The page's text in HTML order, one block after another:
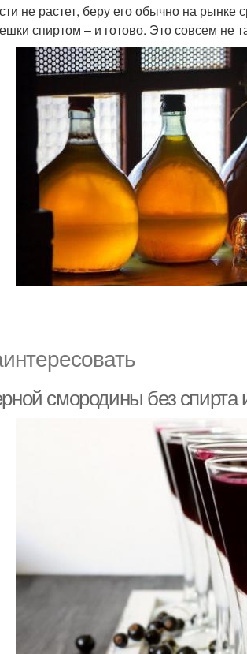
не растет, беру его обычно на рынке
спиртом – и готово. Это совсем не
смородины без спирта